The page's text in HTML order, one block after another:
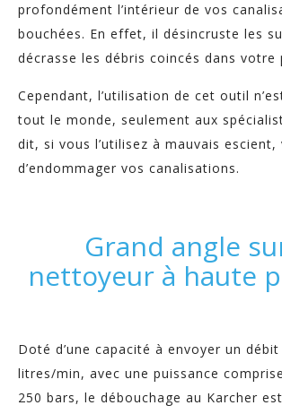
profondément l’intérieur de vos
bouchées. En effet, il désincruste les
décrasse les débris coincés dans votre
Cependant, l’utilisation de cet outil
tout le monde, seulement aux
dit, si vous l’utilisez à mauvais escient,
d’endommager vos canalisations.
Grand angle
nettoyeur à haute
Doté d’une capacité à envoyer un débit
litres/min, avec une puissance
250 bars, le débouchage au Karcher